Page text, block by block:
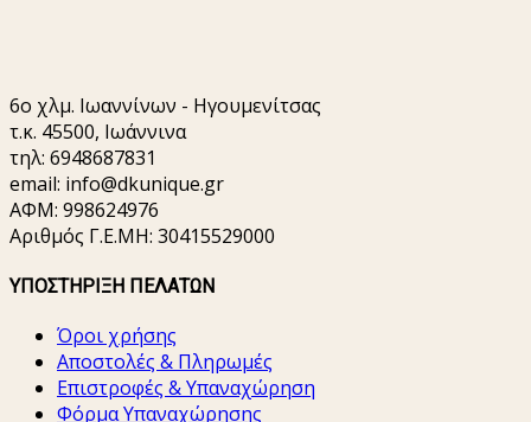
6o χλμ. Ιωαννίνων - Ηγουμενίτσας
τ.κ. 45500, Ιωάννινα
τηλ: 6948687831
email: info@dkunique.gr
ΑΦΜ: 998624976
Αριθμός Γ.Ε.ΜΗ: 30415529000
ΥΠΟΣΤΗΡΙΞΗ ΠΕΛΑΤΩΝ
Όροι χρήσης
Αποστολές & Πληρωμές
Επιστροφές & Υπαναχώρηση
Φόρμα Υπαναχώρησης